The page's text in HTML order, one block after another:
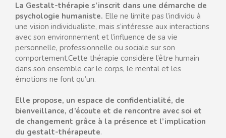
La Gestalt-thérapie s’inscrit dans une démarche de
psychologie humaniste. Elle ne limite pas l’individu à
une vision individualiste, mais s’intéresse aux interactions
avec son environnement et l’influence de sa vie
personnelle, professionnelle ou sociale sur son
comportement.Cette thérapie considère l’être humain
dans son ensemble car le corps, le mental et les
émotions ne font qu’un.
Elle propose, un espace de confidentialité, de
bienveillance, d’écoute et de rencontre avec soi et
de changement grâce à la présence et l’implication
du gestalt-thérapeute.